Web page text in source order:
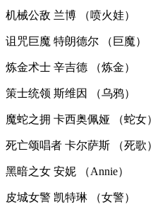
机械公敌 兰博 （喷火娃）
诅咒巨魔 特朗德尔 （巨魔）
炼金术士 辛吉德 （炼金）
策士统领 斯维因 （乌鸦）
魔蛇之拥 卡西奥佩娅 （蛇女）
死亡颂唱者 卡尔萨斯 （死歌）
黑暗之女 安妮 （Annie）
皮城女警 凯特琳 （女警）